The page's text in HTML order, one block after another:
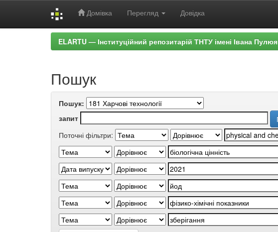
Домівка Перегляд Довідка
ELARTU — Інституційний репозитарій ТНТУ імені Івана Пулюя
Пошук
Пошук:
запит
Поточні фільтри: